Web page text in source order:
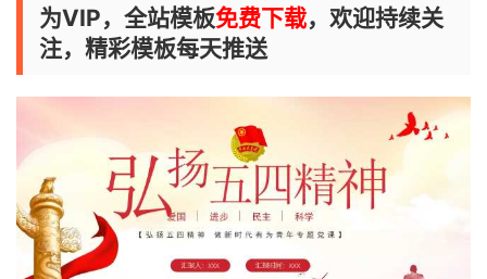
为VIP，全站模板免费下载，欢迎持续关
注，精彩模板每天推送